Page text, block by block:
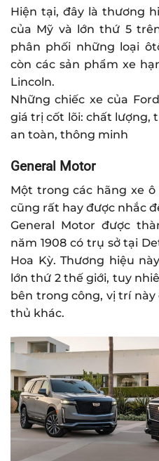
Hiện tại, đây là thương
của Mỹ và lớn thứ 5
phân phối những loại
còn các sản phẩm xe
Lincoln.
Những chiếc xe của
giá trị cốt lõi: chất lượng,
an toàn, thông minh
General Motor
Một trong các hãng xe
cũng rất hay được nhắc
General Motor được
năm 1908 có trụ sở tại
Hoa Kỳ. Thương hiệu
lớn thứ 2 thế giới, tuy
bên trong công, vị trí
thủ khác.